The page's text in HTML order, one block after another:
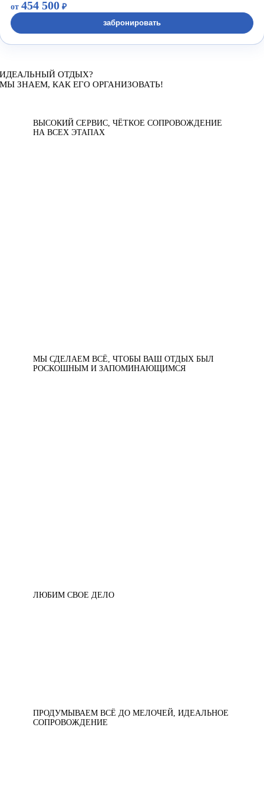
от454 500 ₽
забронировать
ИДЕАЛЬНЫЙ ОТДЫХ?
МЫ ЗНАЕМ, КАК ЕГО ОРГАНИЗОВАТЬ!
ВЫСОКИЙ СЕРВИС, ЧЁТКОЕ СОПРОВОЖДЕНИЕ
НА ВСЕХ ЭТАПАХ
МЫ СДЕЛАЕМ ВСЁ, ЧТОБЫ ВАШ ОТДЫХ БЫЛ
РОСКОШНЫМ И ЗАПОМИНАЮЩИМСЯ
ЛЮБИМ СВОЕ ДЕЛО
ПРОДУМЫВАЕМ ВСЁ ДО МЕЛОЧЕЙ, ИДЕАЛЬНОЕ
СОПРОВОЖДЕНИЕ